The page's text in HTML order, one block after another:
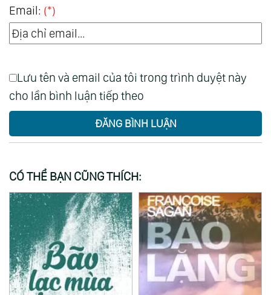
Email: (*)
Lưu tên và email của tôi trong trình duyệt này
cho lần bình luận tiếp theo
ĐĂNG BÌNH LUẬN
CÓ THỂ BẠN CŨNG THÍCH: